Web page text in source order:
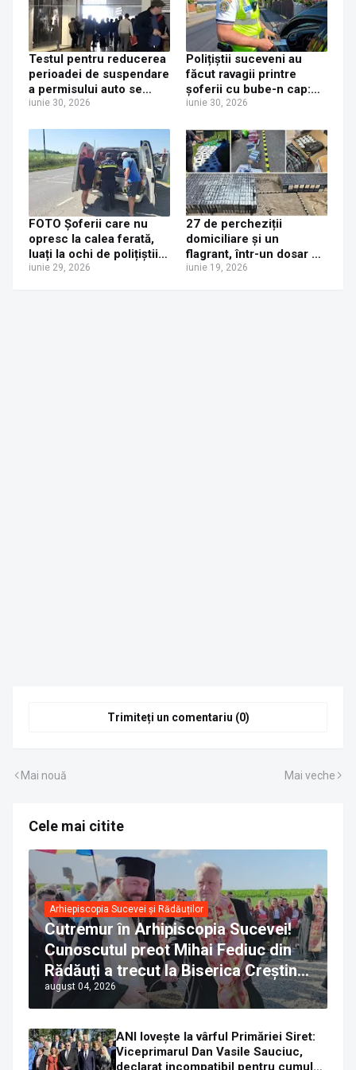
Testul pentru reducerea
perioadei de suspendare
a permisului auto se
mută de la Poliția Rutieră
Auto din Iulius Mall,
începând cu 1 iulie 2026
iunie 30, 2026
Polițiștii suceveni au
făcut ravagii printre
șoferii cu bube-n cap:
32 de permise reținute,
și 350 de amenzi în două
zile
iunie 30, 2026
FOTO Șoferii care nu
opresc la calea ferată,
luați la ochi de polițiștii
suceveni. Aproape 200
iunie 29, 2026
27 de percheziții
domiciliare și un
flagrant, într-un dosar de
contrabandă. Cinci
iunie 19, 2026
Trimiteți un comentariu (0)
Mai nouă Mai veche
Cele mai citite
Arhiepiscopia Sucevei și Rădăuților
Cutremur în Arhipiscopia Sucevei!
Cunoscutul preot Mihai Fediuc din
Rădăuți a trecut la Biserica Creștină
Ortodoxă Valahă. ÎPS Calinic anunță
că îi pregătește judecata canonică
august 04, 2026
ANI lovește la vârful Primăriei Siret:
Viceprimarul Dan Vasile Sauciuc,
declarat incompatibil pentru cumul